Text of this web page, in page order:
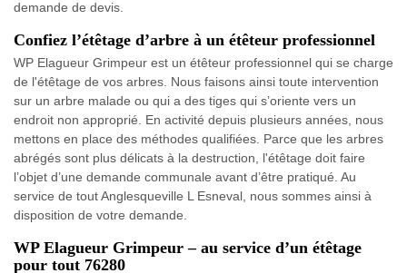
demande de devis.
Confiez l’étêtage d’arbre à un étêteur professionnel
WP Elagueur Grimpeur est un étêteur professionnel qui se charge
de l'étêtage de vos arbres. Nous faisons ainsi toute intervention
sur un arbre malade ou qui a des tiges qui s’oriente vers un
endroit non approprié. En activité depuis plusieurs années, nous
mettons en place des méthodes qualifiées. Parce que les arbres
abrégés sont plus délicats à la destruction, l'étêtage doit faire
l’objet d’une demande communale avant d’être pratiqué. Au
service de tout Anglesqueville L Esneval, nous sommes ainsi à
disposition de votre demande.
WP Elagueur Grimpeur – au service d’un étêtage
pour tout 76280